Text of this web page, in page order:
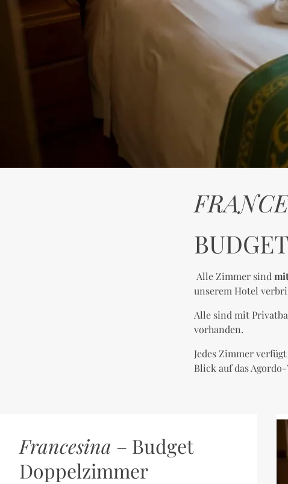
Alle Zimmer sind
unserem Hotel
Alle sind mit
vorhanden.
Jedes Zimmer
Blick auf das
Francesina – Budget
Doppelzimmer